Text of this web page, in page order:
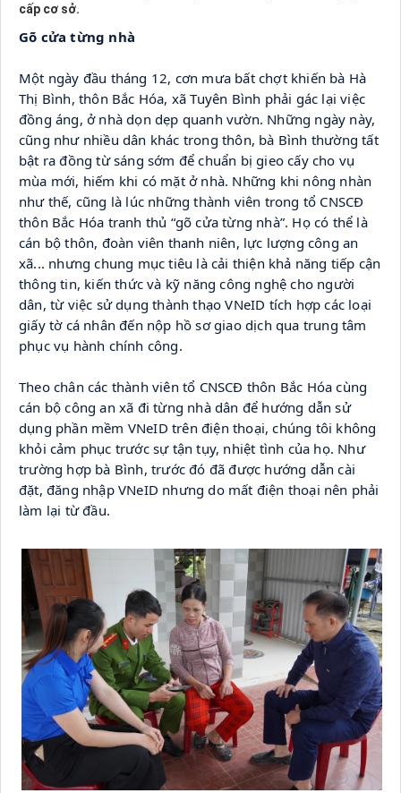
cấp cơ sở.
Gõ cửa từng nhà
Một ngày đầu tháng 12, cơn mưa bất chợt khiến bà Hà
Thị Bình, thôn Bắc Hóa, xã Tuyên Bình phải gác lại việc
đồng áng, ở nhà dọn dẹp quanh vườn. Những ngày này,
cũng như nhiều dân khác trong thôn, bà Bình thường tất
bật ra đồng từ sáng sớm để chuẩn bị gieo cấy cho vụ
mùa mới, hiếm khi có mặt ở nhà. Những khi nông nhàn
như thế, cũng là lúc những thành viên trong tổ CNSCĐ
thôn Bắc Hóa tranh thủ “gõ cửa từng nhà”. Họ có thể là
cán bộ thôn, đoàn viên thanh niên, lực lượng công an
xã... nhưng chung mục tiêu là cải thiện khả năng tiếp cận
thông tin, kiến thức và kỹ năng công nghệ cho người
dân, từ việc sử dụng thành thạo VNeID tích hợp các loại
giấy tờ cá nhân đến nộp hồ sơ giao dịch qua trung tâm
phục vụ hành chính công.
Theo chân các thành viên tổ CNSCĐ thôn Bắc Hóa cùng
cán bộ công an xã đi từng nhà dân để hướng dẫn sử
dụng phần mềm VNeID trên điện thoại, chúng tôi không
khỏi cảm phục trước sự tận tụy, nhiệt tình của họ. Như
trường hợp bà Bình, trước đó đã được hướng dẫn cài
đặt, đăng nhập VNeID nhưng do mất điện thoại nên phải
làm lại từ đầu.